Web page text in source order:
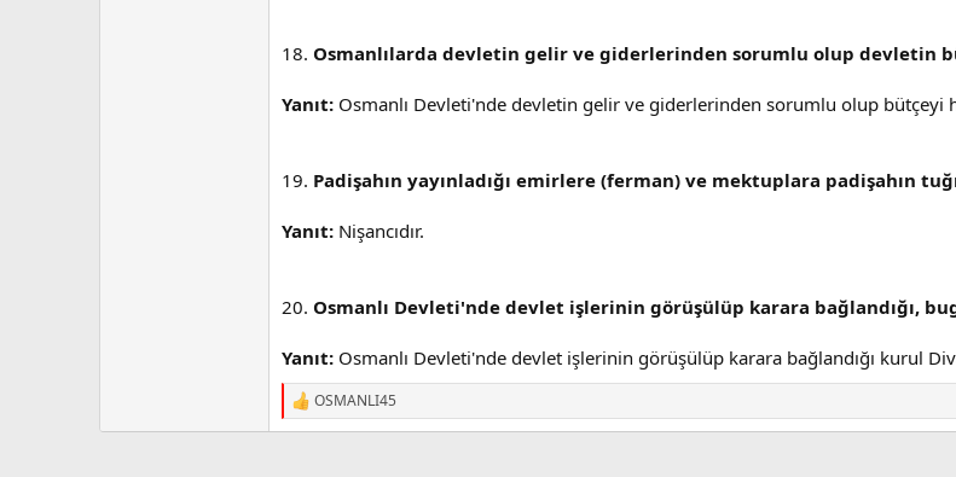
18. Osmanlılarda devletin gelir ve giderlerinden sorumlu olup devletin
Yanıt: Osmanlı Devleti'nde devletin gelir ve giderlerinden sorumlu olup bütçeyi
19. Padişahın yayınladığı emirlere (ferman) ve mektuplara padişahın
Yanıt: Nişancıdır.
20. Osmanlı Devleti'nde devlet işlerinin görüşülüp karara bağlandığı,
Yanıt: Osmanlı Devleti'nde devlet işlerinin görüşülüp karara bağlandığı kurul
R
e
OSMANLI45